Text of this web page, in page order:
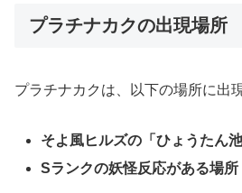
プラチナカクの出現場所
プラチナカクは、以下の場所に出
そよ風ヒルズの「ひょうたん池
Sランクの妖怪反応がある場所